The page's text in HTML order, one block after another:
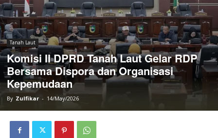
Tanah Laut
Komisi II DPRD Tanah Laut Gelar RDP
Bersama Dispora dan Organisasi
Kepemudaan
By Zulfikar - 14/May/2026